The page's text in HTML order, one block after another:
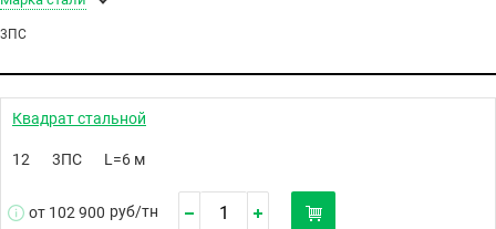
3ПС
Квадрат стальной
12 3ПС L=6 м
от 102 900 руб/тн